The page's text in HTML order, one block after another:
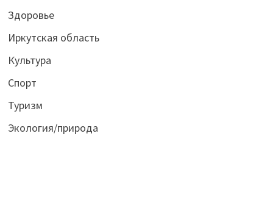
Здоровье
Иркутская область
Культура
Спорт
Туризм
Экология/природа